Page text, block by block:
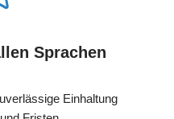
Sprachen
Einhaltung